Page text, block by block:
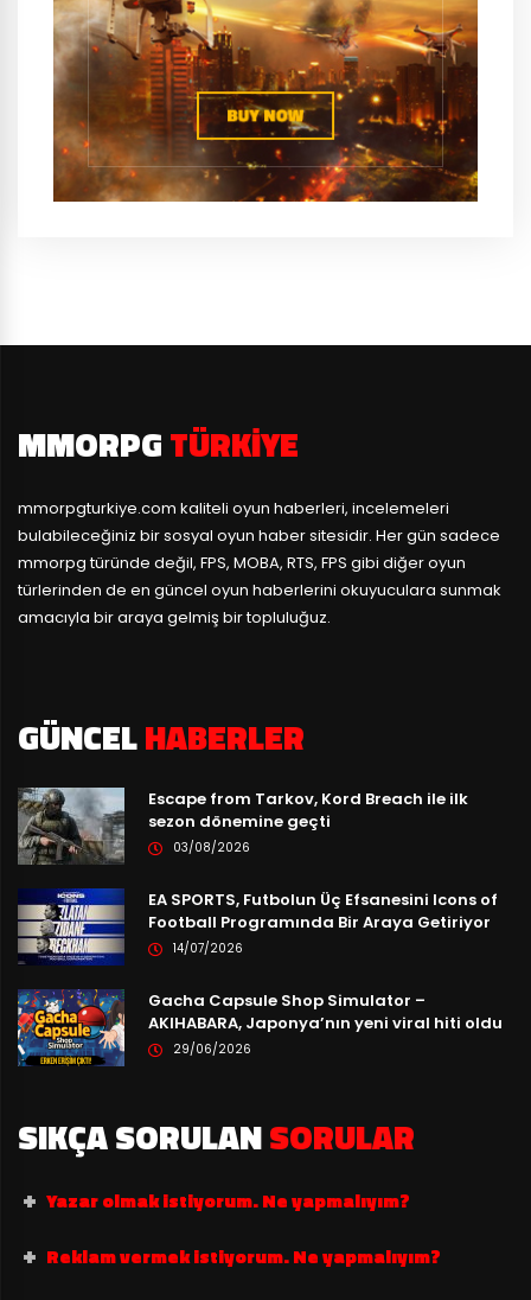
MMORPGTÜRKIYE
mmorpgturkiye.com kaliteli oyun haberleri, incelemeleri
bulabileceğiniz bir sosyal oyun haber sitesidir. Her gün sadece
mmorpg türünde değil, FPS, MOBA, RTS, FPS gibi diğer oyun
türlerinden de en güncel oyun haberlerini okuyuculara sunmak
amacıyla bir araya gelmiş bir topluluğuz.
GÜNCELHABERLER
Escape from Tarkov, Kord Breach ile ilk
sezon dönemine geçti
03/08/2026
EA SPORTS, Futbolun Üç Efsanesini Icons of
Football Programında Bir Araya Getiriyor
14/07/2026
Gacha Capsule Shop Simulator –
AKIHABARA, Japonya’nın yeni viral hiti oldu
29/06/2026
SIKÇA SORULANSORULAR
Yazar olmak istiyorum. Ne yapmalıyım?
Reklam vermek istiyorum. Ne yapmalıyım?